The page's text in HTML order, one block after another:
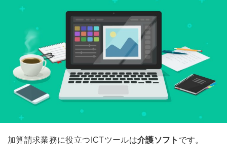
加算請求業務に役立つICTツールは介護ソフト です。